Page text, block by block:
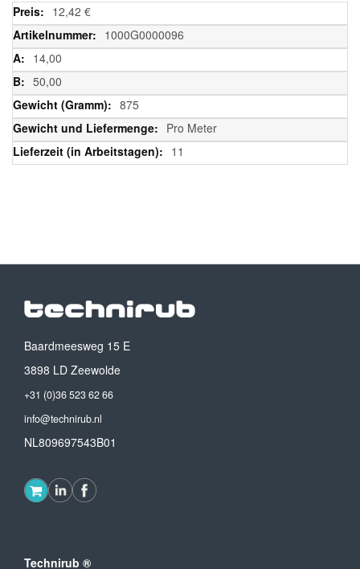
Weitere
Informationen
12,42 €
1000G0000096
14,00
50,00
875
Pro Meter
11
Baardmeesweg 15 E
3898 LD Zeewolde
+31 (0)36 523 62 66
info@technirub.nl
NL809697543B01
Technirub ®